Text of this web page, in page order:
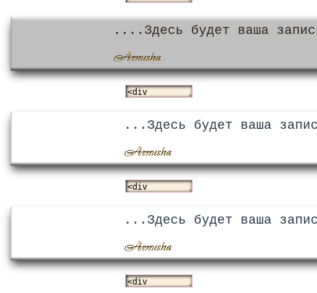
....Здесь будет ваша
...Здесь будет ваша
...Здесь будет ваша